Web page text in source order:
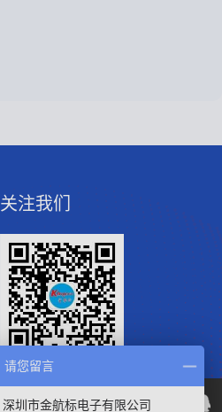
关注我们
微信官方公众号
请您留言
深圳市金航标电子有限公司